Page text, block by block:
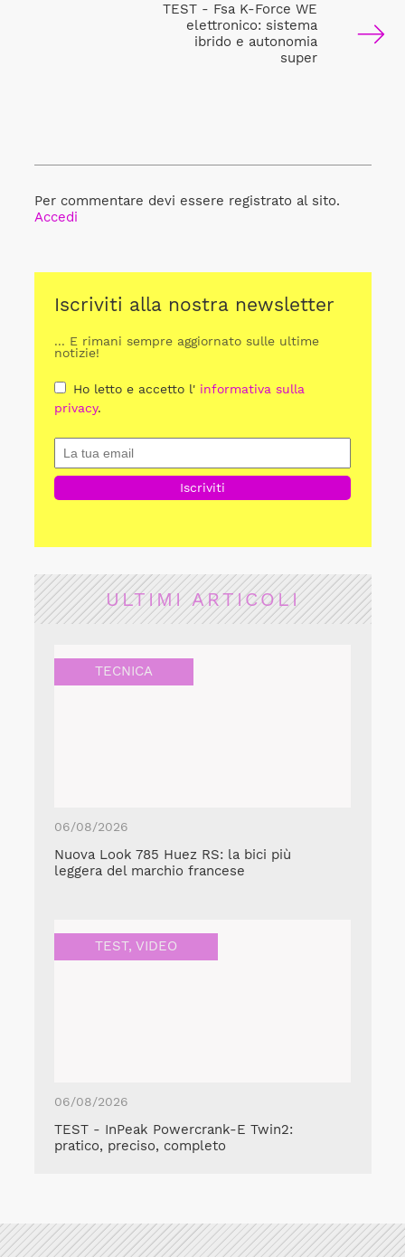
TEST - Fsa K-Force WE
elettronico: sistema
ibrido e autonomia
super
Per commentare devi essere registrato al sito.
Accedi
Iscriviti alla nostra newsletter
... E rimani sempre aggiornato sulle ultime
notizie!
Ho letto e accetto l' informativa sulla
privacy.
ULTIMI ARTICOLI
TECNICA
06/08/2026
Nuova Look 785 Huez RS: la bici più
leggera del marchio francese
TEST, VIDEO
06/08/2026
TEST - InPeak Powercrank-E Twin2:
pratico, preciso, completo